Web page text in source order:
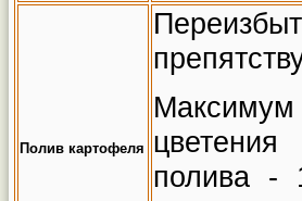
Полив картофеля
Максимум
полива -